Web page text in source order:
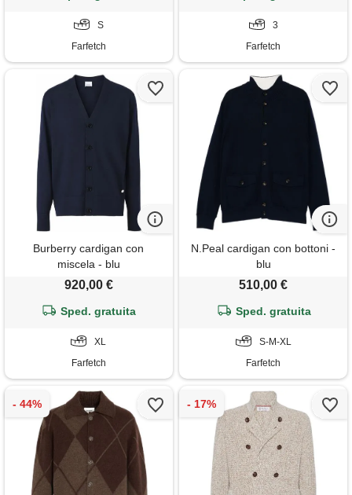
S
Farfetch
3
Farfetch
Burberry cardigan con
miscela - blu
920,00 €
Sped. gratuita
XL
Farfetch
N.Peal cardigan con bottoni -
blu
510,00 €
Sped. gratuita
S-M-XL
Farfetch